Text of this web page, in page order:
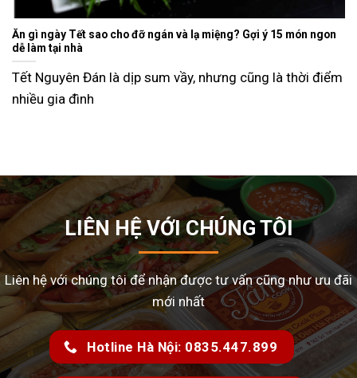
Ăn gì ngày Tết sao cho đỡ ngán và lạ miệng? Gợi ý 15 món ngon
dễ làm tại nhà
Tết Nguyên Đán là dịp sum vầy, nhưng cũng là thời điểm
nhiều gia đình
LIÊN HỆ VỚI CHÚNG TÔI
Liên hệ với chúng tôi để nhận được tư vấn cũng như ưu đãi
mới nhất
Hotline Hà Nội: 0835.447.899